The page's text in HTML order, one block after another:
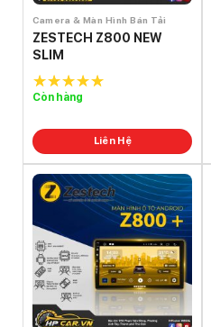
Camera & Màn Hình Bán Tải
ZESTECH Z800 NEW
SLIM
5.0out of
Còn hàng
Liên Hệ